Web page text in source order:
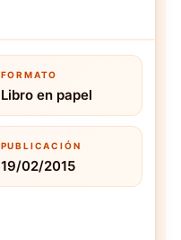
FORMATO
Libro en papel
PUBLICACIÓN
19/02/2015